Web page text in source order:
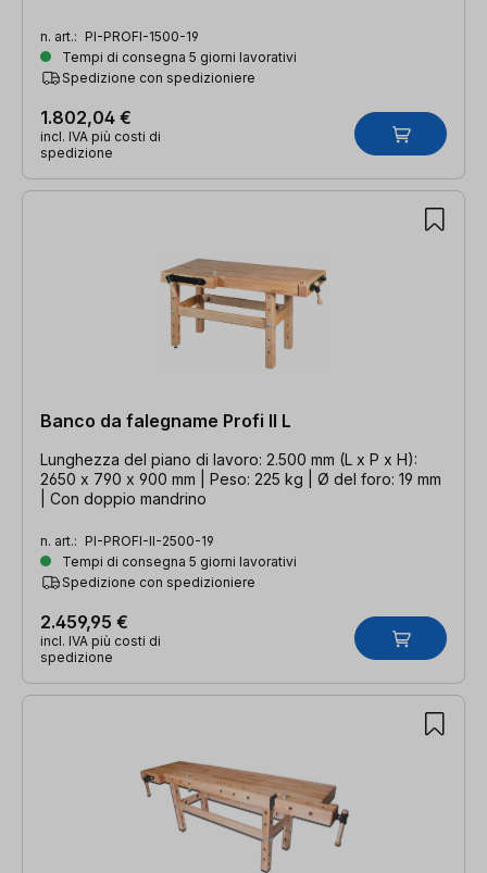
n. art.: PI-PROFI-1500-19
Tempi di consegna 5 giorni lavorativi
Spedizione con spedizioniere
1.802,04 €
incl. IVA più costi di
spedizione
Banco da falegname Profi II L
Lunghezza del piano di lavoro: 2.500 mm (L x P x H):
2650 x 790 x 900 mm | Peso: 225 kg | Ø del foro: 19 mm
| Con doppio mandrino
n. art.: PI-PROFI-II-2500-19
Tempi di consegna 5 giorni lavorativi
Spedizione con spedizioniere
2.459,95 €
incl. IVA più costi di
spedizione